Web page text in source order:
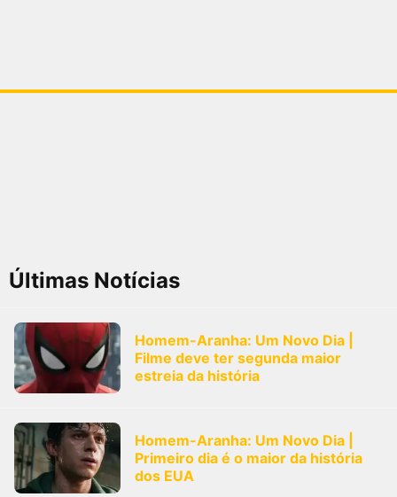
Últimas Notícias
Homem-Aranha: Um Novo Dia |
Filme deve ter segunda maior
estreia da história
Homem-Aranha: Um Novo Dia |
Primeiro dia é o maior da história
dos EUA